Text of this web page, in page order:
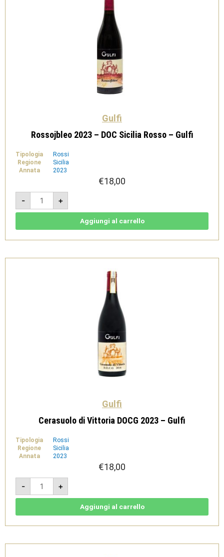
Gulfi
Rossojbleo 2023 – DOC Sicilia Rosso – Gulfi
Tipologia
Rossi
Regione
Sicilia
Annata
2023
€18,00
-
Rossojbleo
2023
-
DOC
Gulfi
+
Aggiungi al carrello
Gulfi
Cerasuolo di Vittoria DOCG 2023 – Gulfi
Tipologia
Rossi
Regione
Sicilia
Annata
2023
€18,00
-
Cerasuolo
Vittoria
DOCG
quantità
+
Aggiungi al carrello